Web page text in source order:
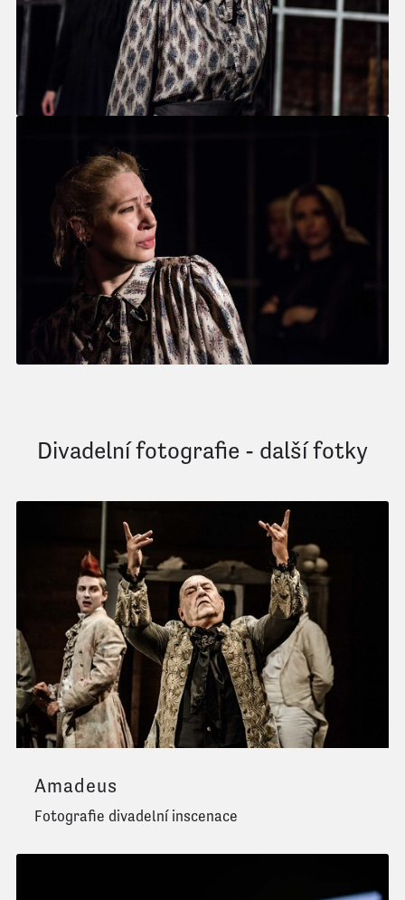
Divadelní fotografie - další fotky
Amadeus
Fotografie divadelní inscenace